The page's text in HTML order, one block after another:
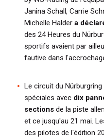
Janina Schall, Carrie
Michelle Halder a
des 24 Heures du
sportifs avaient par
fautive dans
Le circuit du
spéciales avec dix
sections de la piste
et ce jusqu'au 21 mai.
des pilotes de l'édition